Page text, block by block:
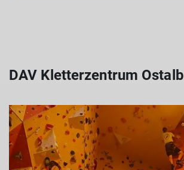
DAV Kletterzentrum Ostalb